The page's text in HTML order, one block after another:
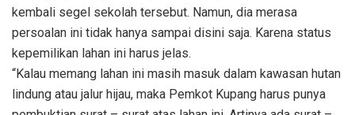
kembali segel sekolah tersebut. Namun, dia merasa
persoalan ini tidak hanya sampai disini saja. Karena status
kepemilikan lahan ini harus jelas.
“Kalau memang lahan ini masih masuk dalam kawasan hutan
lindung atau jalur hijau, maka Pemkot Kupang harus punya